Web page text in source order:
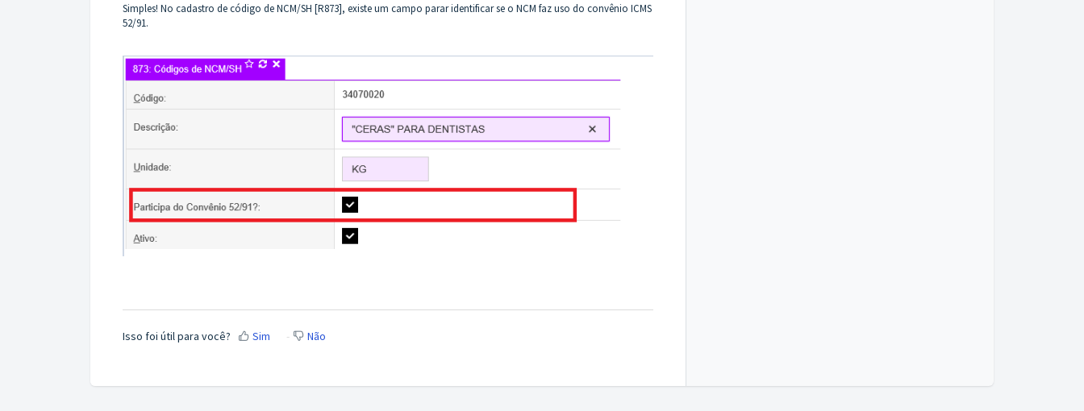
Simples! No cadastro de código de NCM/SH [R873], existe um campo parar identificar se o NCM faz uso do convênio ICMS
52/91.
Isso foi útil para você? Sim Não